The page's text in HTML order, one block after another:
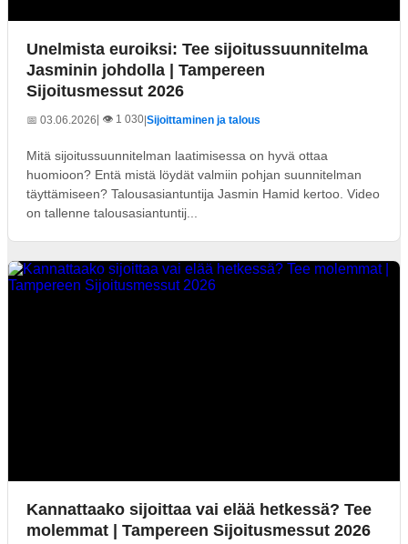
Unelmista euroiksi: Tee sijoitussuunnitelma
Jasminin johdolla | Tampereen
Sijoitusmessut 2026
📅 03.06.2026| 👁️ 1 030 Sijoittaminen ja talous
Mitä sijoitussuunnitelman laatimisessa on hyvä ottaa
huomioon? Entä mistä löydät valmiin pohjan suunnitelman
täyttämiseen? Talousasiantuntija Jasmin Hamid kertoo. Video
on tallenne talousasiantuntij...
Kannattaako sijoittaa vai elää hetkessä? Tee
molemmat | Tampereen Sijoitusmessut 2026